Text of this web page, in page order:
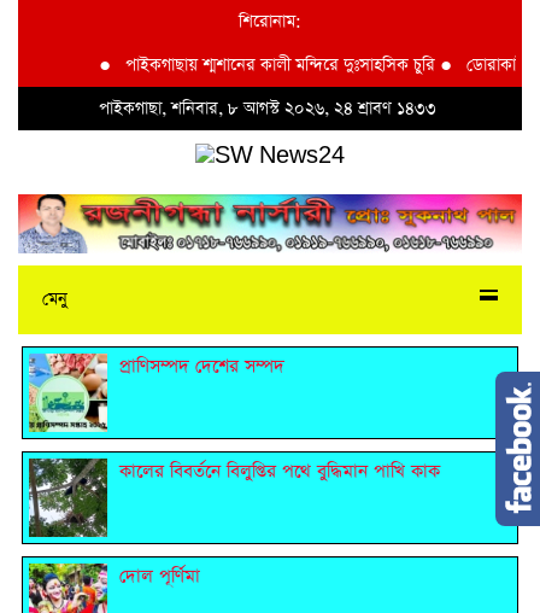
শিরোনাম:
পাইকগাছায় শ্মশানের কালী মন্দিরে দুঃসাহসিক চুরি● ডোরাকাটা
পাইকগাছা, শনিবার, ৮ আগস্ট ২০২৬, ২৪ শ্রাবণ ১৪৩৩
মেনু
প্রাণিসম্পদ দেশের সম্পদ
কালের বিবর্তনে বিলুপ্তির পথে বুদ্ধিমান পাখি কাক
দোল পূর্ণিমা